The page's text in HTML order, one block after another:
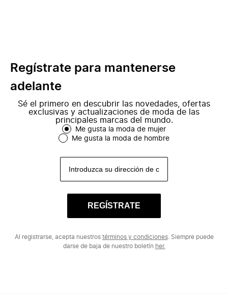
Regístrate para mantenerse
adelante
Sé el primero en descubrir las novedades, ofertas
exclusivas y actualizaciones de moda de las
principales marcas del mundo.
Me gusta la moda de mujer
Me gusta la moda de hombre
REGÍSTRATE
Al registrarse, acepta nuestros términos y condiciones. Siempre puede
darse de baja de nuestro boletín her.